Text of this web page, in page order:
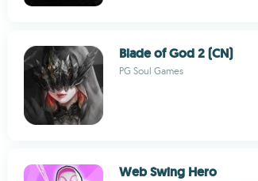
Blade of God 2 (CN)
PG Soul Games
Web Swing Hero